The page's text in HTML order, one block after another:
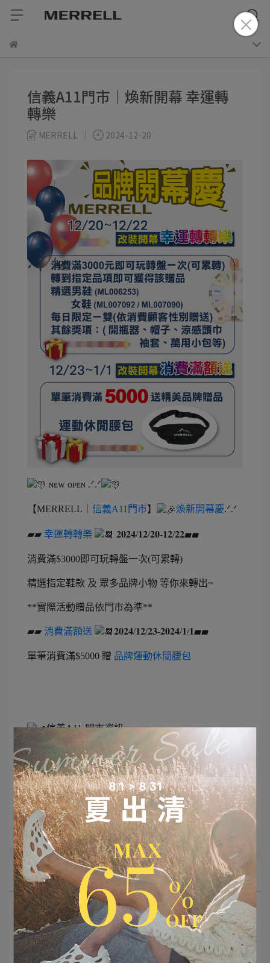
信義A11門市｜煥新開幕 幸運轉
轉樂
MERRELL 2024-12-20
ɴᴇᴡ ᴏᴘᴇɴ .ᐟ.ᐟ
【MERRELL｜ 信義A11門市】 煥新開幕慶.ᐟ.ᐟ
▰▰ 幸運轉轉樂 𝟐𝟎𝟐𝟒/𝟏𝟐/𝟐𝟎-𝟏𝟐/𝟐𝟐▰▰
消費滿$3000即可玩轉盤一次(可累轉)
精選指定鞋款 及 眾多品牌小物 等你來轉出~
**實際活動贈品依門市為準**
▰▰ 消費滿額送 𝟐𝟎𝟐𝟒/𝟏𝟐/𝟐𝟑-𝟐𝟎𝟐𝟒/𝟏/𝟏▰▰
單筆消費滿$5000 贈 品牌運動休閒腰包
信義A11-門市資訊
地址：台北市松壽路11號5樓
電話：02-8788-4311
所有文章主題
最新消息
FEATURE 特集
野人幫